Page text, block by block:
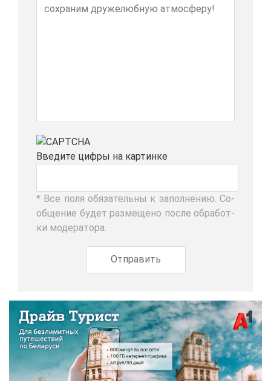
Вве­ди­те циф­ры на кар­тин­ке
* Все по­ля обя­за­тель­ны к за­пол­не­нию. Со­
об­ще­ние бу­дет раз­ме­ще­но по­сле об­ра­бот­
ки мо­де­ра­то­ра.